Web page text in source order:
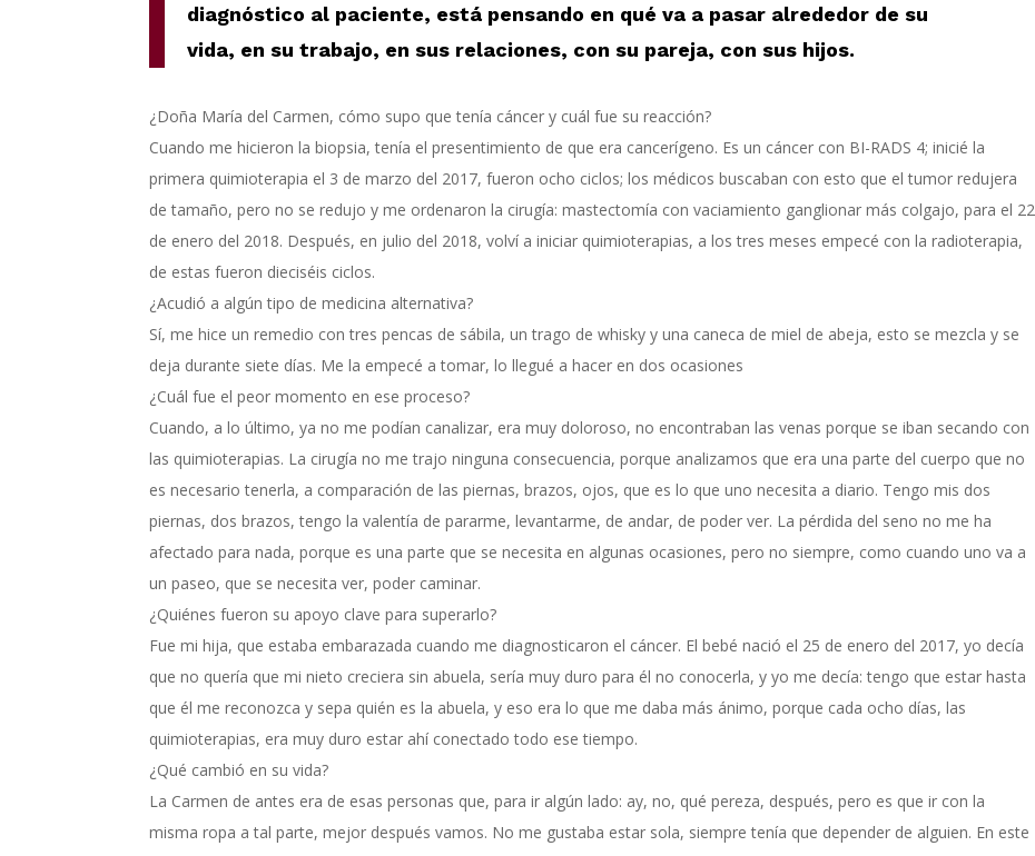
diagnóstico al paciente, está pensando en qué va a pasar alrededor de su
vida, en su trabajo, en sus relaciones, con su pareja, con sus hijos.
¿Doña María del Carmen, cómo supo que tenía cáncer y cuál fue su reacción?
Cuando me hicieron la biopsia, tenía el presentimiento de que era cancerígeno. Es un cáncer con BI-RADS 4; inicié la
primera quimioterapia el 3 de marzo del 2017, fueron ocho ciclos; los médicos buscaban con esto que el tumor redujera
de tamaño, pero no se redujo y me ordenaron la cirugía: mastectomía con vaciamiento ganglionar más colgajo, para el 22
de enero del 2018. Después, en julio del 2018, volví a iniciar quimioterapias, a los tres meses empecé con la radioterapia,
de estas fueron dieciséis ciclos.
¿Acudió a algún tipo de medicina alternativa?
Sí, me hice un remedio con tres pencas de sábila, un trago de whisky y una caneca de miel de abeja, esto se mezcla y se
deja durante siete días. Me la empecé a tomar, lo llegué a hacer en dos ocasiones
¿Cuál fue el peor momento en ese proceso?
Cuando, a lo último, ya no me podían canalizar, era muy doloroso, no encontraban las venas porque se iban secando con
las quimioterapias. La cirugía no me trajo ninguna consecuencia, porque analizamos que era una parte del cuerpo que no
es necesario tenerla, a comparación de las piernas, brazos, ojos, que es lo que uno necesita a diario. Tengo mis dos
piernas, dos brazos, tengo la valentía de pararme, levantarme, de andar, de poder ver. La pérdida del seno no me ha
afectado para nada, porque es una parte que se necesita en algunas ocasiones, pero no siempre, como cuando uno va a
un paseo, que se necesita ver, poder caminar.
¿Quiénes fueron su apoyo clave para superarlo?
Fue mi hija, que estaba embarazada cuando me diagnosticaron el cáncer. El bebé nació el 25 de enero del 2017, yo decía
que no quería que mi nieto creciera sin abuela, sería muy duro para él no conocerla, y yo me decía: tengo que estar hasta
que él me reconozca y sepa quién es la abuela, y eso era lo que me daba más ánimo, porque cada ocho días, las
quimioterapias, era muy duro estar ahí conectado todo ese tiempo.
¿Qué cambió en su vida?
La Carmen de antes era de esas personas que, para ir algún lado: ay, no, qué pereza, después, pero es que ir con la
misma ropa a tal parte, mejor después vamos. No me gustaba estar sola, siempre tenía que depender de alguien. En este